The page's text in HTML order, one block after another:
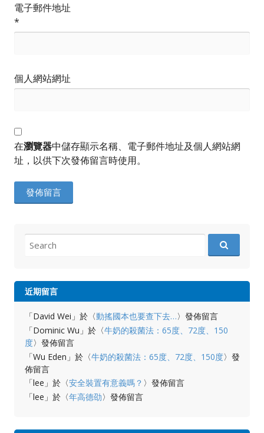
電子郵件地址
*
個人網站網址
在瀏覽器中儲存顯示名稱、電子郵件地址及個人網站網
址，以供下次發佈留言時使用。
for:
近期留言
「David Wei 」於〈動搖國本也要查下去…〉發佈留言
「Dominic Wu 」於〈牛奶的殺菌法：65度、72度、150
度〉發佈留言
「Wu Eden 」於〈牛奶的殺菌法：65度、72度、150度〉發
佈留言
「lee 」於〈安全裝置有意義嗎？ 〉發佈留言
「lee 」於〈年高德劭〉發佈留言